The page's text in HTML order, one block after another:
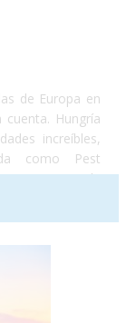
de Europa en
Hungría
increíbles,
como Pest
como una sola
Así que
vete a conocer
disfrutar!